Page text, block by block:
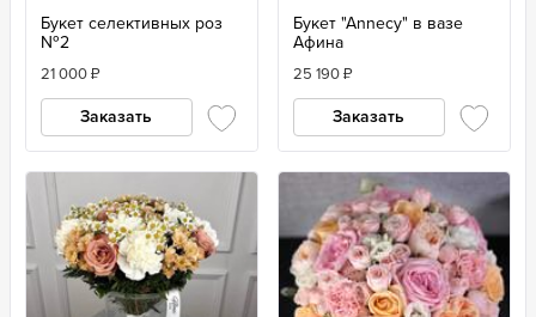
Букет селективных роз
№2
21 000₽
Заказать
Букет "Annecy" в вазе
Афина
25 190₽
Заказать